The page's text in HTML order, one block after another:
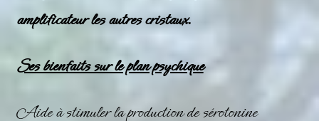
amplificateur les autres cristaux.
Ses bienfaits sur le plan psychique
Aide à stimuler la production de sérotonine